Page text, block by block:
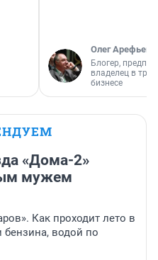
Олег Арефьев
Блогер,
владелец в
бизнесе
«Дома-2»
мужем
Как проходит лето в
водой по